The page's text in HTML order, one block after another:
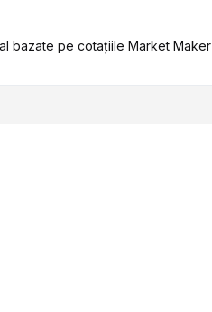
bazate pe cotațiile Market